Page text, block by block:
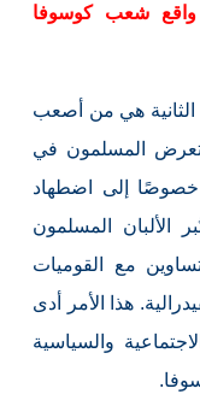
شعب كوسوفا
الثانية هي من أصعب
المسلمون في
خصوصًا إلى اضطهاد
الألبان المسلمون
مع القوميات
هذا الأمر أدى
والسياسية